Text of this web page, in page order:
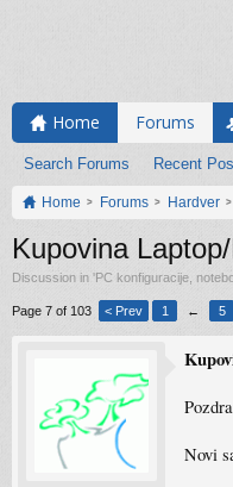
Home Forums
Search Forums Recent
Home Forums Hardver
Kupovina
Discussion in 'PC konfiguracije,
Page 7 of 103 < Prev 1 ← 5
Novi